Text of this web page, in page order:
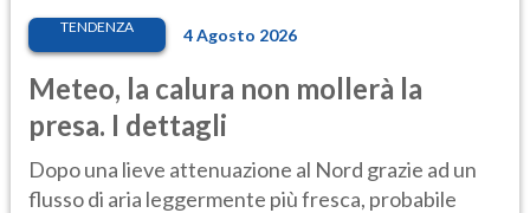
TENDENZA 4 Agosto 2026
Meteo, la calura non mollerà la
presa. I dettagli
Dopo una lieve attenuazione al Nord grazie ad un
flusso di aria leggermente più fresca, probabile